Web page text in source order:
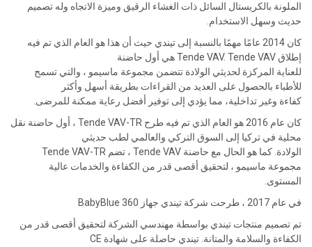
الملونة بالكريستال السائل ذات الغشاء الرقيق وميزة الاتجاه وله تصميم
حديث وسهل الاستخدام.
كان 2014 عامًا مهمًا بالنسبة إلى تيندي حيث أن هذا هو العام الذي تم فيه
إطلاق Tende VAV. Tende VAV هي أول حاضنة
للعناية المركزة لحديثي الولادة تتضمن مجموعة ماسيمو ، والتي تسمح
للأطباء بالحصول على العديد من القراءات بطريقة أسهل وأكثر
كفاءة وغير تداخلية، مما يؤدي إلى توفير أفضل رعاية ممكنة للمرضى.
كان عام 2016 هو العام الذي تم فيه طرح Tende VAV-TR ، أول حاضنة نقل
محلية في تركيا إلى السوق التركي والعالمي لطب حديثي
الولادة. كما هو الحال مع حاضنة Tende VAV ، تضم Tende VAV-TR
مجموعة ماسيمو ، لتحقيق أقصى قدر من الكفاءة والخدمات عالية
المستوى.
في عام 2017 ، طرحت شركة تيندي جهاز BabyBlue 360
تم تصميم منتجات تيندي بواسطة مهندسي الشركة لتحقيق أقصى قدر من
الكفاءة والسلامة والمتانة. تيندي حاصلة على شهادة CE